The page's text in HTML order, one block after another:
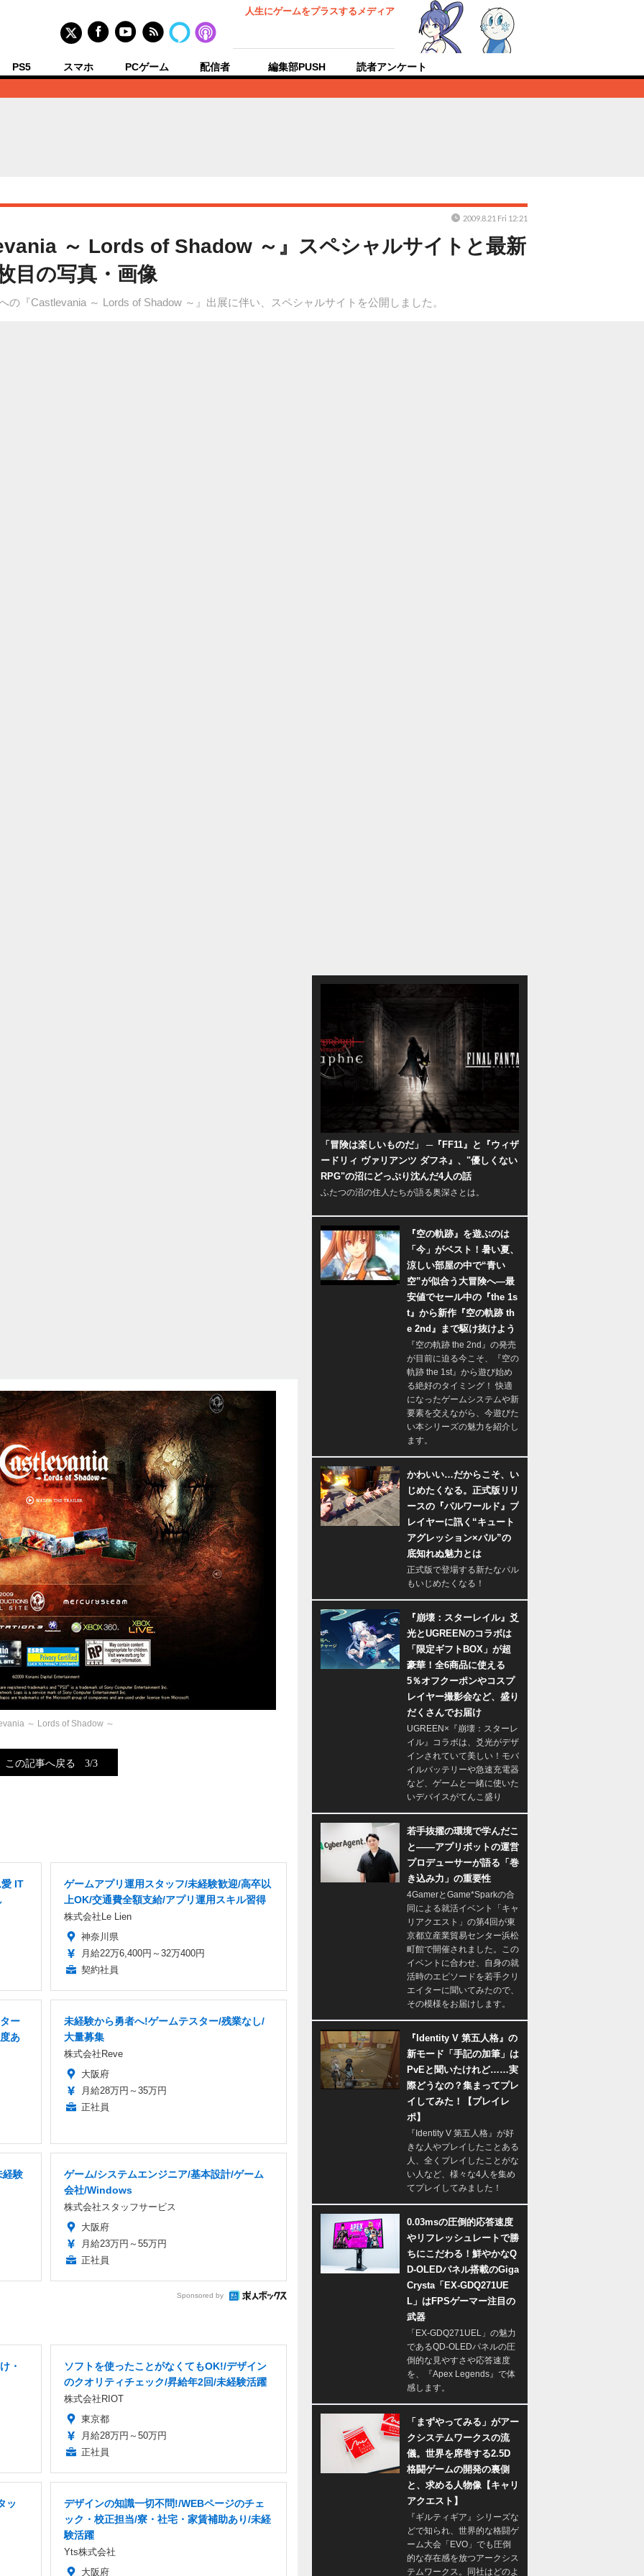
人生にゲームをプラスするメディア
PS5 スマホ PCゲーム 配信者 編集部PUSH 読者アンケート
～ Lords of Shadow ～』スペシャルサイトと最新
目の写真・画像
『Castlevania ～ Lords of Shadow ～』出展に伴い、スペシャルサイトを公開しました。
2009.8.21 Fri 12:21
～ Lords of Shadow ～
この記事へ戻る 3/3
IT
ゲームアプリ運用スタッフ/未経験歓迎/高卒以
上OK/交通費全額支給/アプリ運用スキル習得
株式会社Le Lien
神奈川県
月給22万6,400円～32万400円
契約社員
ー
あ
未経験から勇者へ!ゲームテスター/残業なし/
大量募集
株式会社Reve
大阪府
月給28万円～35万円
正社員
経験
ゲーム/システムエンジニア/基本設計/ゲーム
会社/Windows
株式会社スタッフサービス
大阪府
月給23万円～55万円
正社員
Sponsored by
・
ソフトを使ったことがなくてもOK!/デザイン
のクオリティチェック/昇給年2回/未経験活躍
株式会社RIOT
東京都
月給28万円～50万円
正社員
ッ
デザインの知識一切不問!/WEBページのチェ
ック・校正担当/寮・社宅・家賃補助あり/未経
験活躍
Yts株式会社
大阪府
「冒険は楽しいものだ」 ─『FF11』と『ウィザ
ードリィ ヴァリアンツ ダフネ』、"優しくない
RPG"の沼にどっぷり沈んだ4人の話
ふたつの沼の住人たちが語る奥深さとは。
『空の軌跡』を遊ぶのは
「今」がベスト！暑い夏、
涼しい部屋の中で“青い
空”が似合う大冒険へ―最
安値でセール中の『the 1s
t』から新作『空の軌跡 th
e 2nd』まで駆け抜けよう
『空の軌跡 the 2nd』の発売
が目前に迫る今こそ、『空の
軌跡 the 1st』から遊び始め
る絶好のタイミング！ 快適
になったゲームシステムや新
要素を交えながら、今遊びた
い本シリーズの魅力を紹介し
ます。
かわいい…だからこそ、い
じめたくなる。正式版リリ
ースの『パルワールド』プ
レイヤーに訊く“キュート
アグレッション×パル”の
底知れぬ魅力とは
正式版で登場する新たなパル
もいじめたくなる！
『崩壊：スターレイル』爻
光とUGREENのコラボは
「限定ギフトBOX」が超
豪華！全6商品に使える
5％オフクーポンやコスプ
レイヤー撮影会など、盛り
だくさんでお届け
UGREEN×『崩壊：スターレ
イル』コラボは、爻光がデザ
インされていて美しい！モバ
イルバッテリーや急速充電器
など、ゲームと一緒に使いた
いデバイスがてんこ盛り
若手抜擢の環境で学んだこ
と――アプリボットの運営
プロデューサーが語る「巻
き込み力」の重要性
4GamerとGame*Sparkの合
同による就活イベント「キャ
リアクエスト」の第4回が東
京都立産業貿易センター浜松
町館で開催されました。この
イベントに合わせ、自身の就
活時のエピソードを若手クリ
エイターに聞いてみたので、
その模様をお届けします。
『Identity V 第五人格』の
新モード「手記の加筆」は
PvEと聞いたけれど……実
際どうなの？集まってプレ
イしてみた！【プレイレ
ポ】
『Identity V 第五人格』が好
きな人やプレイしたことある
人、全くプレイしたことがな
い人など、様々な4人を集め
てプレイしてみました！
0.03msの圧倒的応答速度
やリフレッシュレートで勝
ちにこだわる！鮮やかなQ
D-OLEDパネル搭載のGiga
Crysta「EX-GDQ271UE
L」はFPSゲーマー注目の
武器
「EX-GDQ271UEL」の魅力
であるQD-OLEDパネルの圧
倒的な見やすさや応答速度
を、『Apex Legends』で体
感します。
「まずやってみる」がアー
クシステムワークスの流
儀。世界を席巻する2.5D
格闘ゲームの開発の裏側
と、求める人物像【キャリ
アクエスト】
『ギルティギア』シリーズな
どで知られ、世界的な格闘ゲ
ーム大会「EVO」でも圧倒
的な存在感を放つアークシス
テムワークス。同社はどのよ